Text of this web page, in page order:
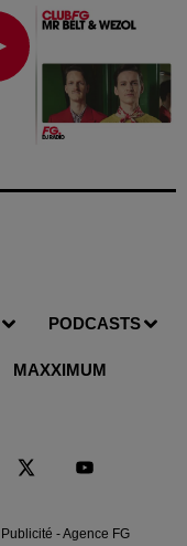
PODCASTS
MAXXIMUM
Publicité - Agence FG